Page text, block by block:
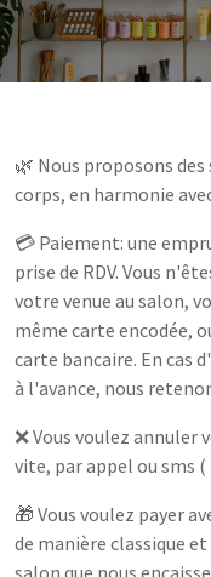
🌿 Nous proposons
corps, en harmonie
💳 Paiement: une
prise de RDV. Vous
votre venue au salon,
même carte encodée,
carte bancaire. En cas
à l'avance, nous
❌ Vous voulez annuler
vite, par appel ou sms
🎁 Vous voulez payer
de manière classique
salon que nous